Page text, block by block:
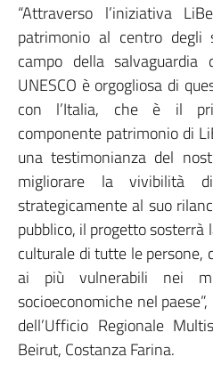
“Attraverso l’iniziativa
patrimonio al centro degli
campo della salvaguardia
UNESCO è orgogliosa di
con l’Italia, che è il
componente patrimonio di
una testimonianza del
migliorare la vivibilità
strategicamente al suo
pubblico, il progetto sosterrà
culturale di tutte le persone,
ai più vulnerabili nei
socioeconomiche nel
dell’Ufficio Regionale
Beirut, Costanza Farina.